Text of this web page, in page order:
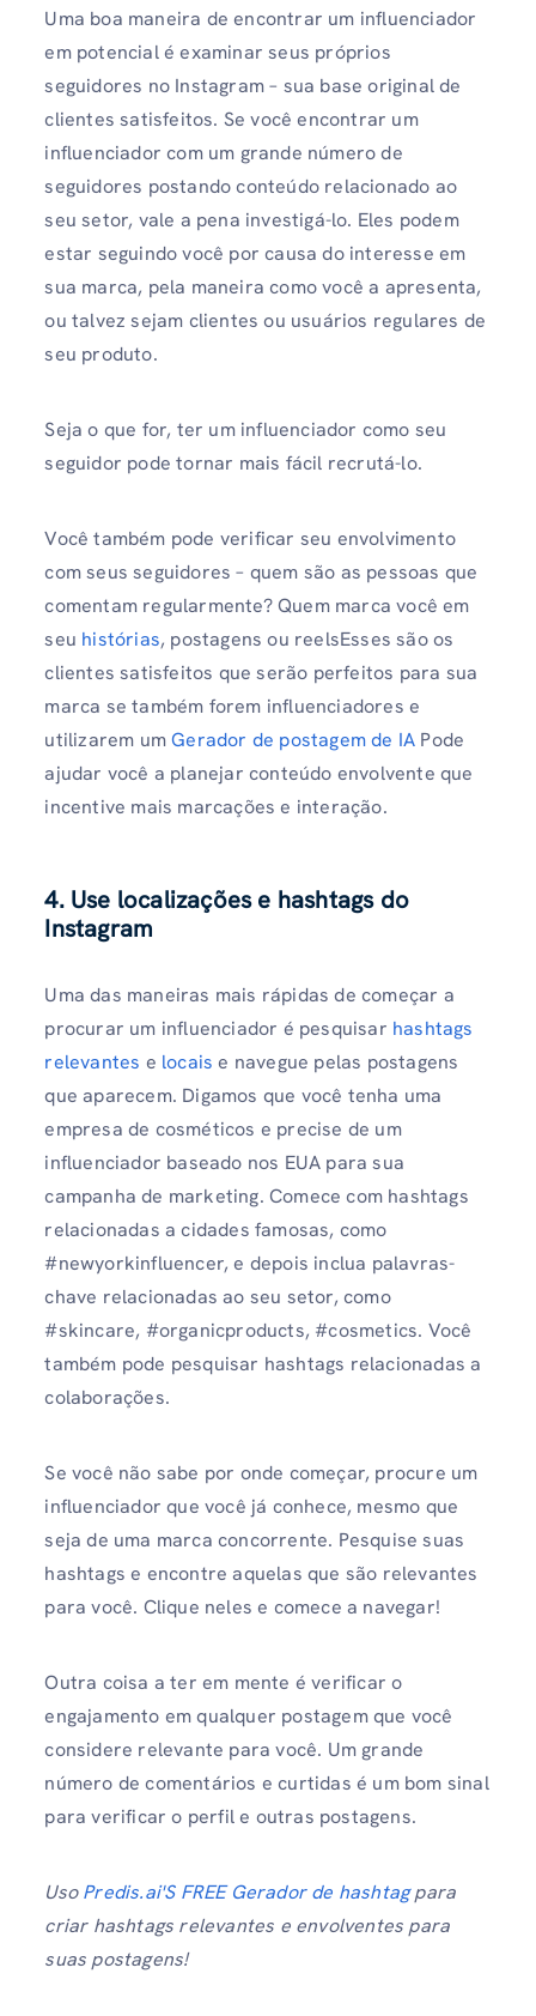
Uma boa maneira de encontrar um influenciador
em potencial é examinar seus próprios
seguidores no Instagram – sua base original de
clientes satisfeitos. Se você encontrar um
influenciador com um grande número de
seguidores postando conteúdo relacionado ao
seu setor, vale a pena investigá-lo. Eles podem
estar seguindo você por causa do interesse em
sua marca, pela maneira como você a apresenta,
ou talvez sejam clientes ou usuários regulares de
seu produto.
Seja o que for, ter um influenciador como seu
seguidor pode tornar mais fácil recrutá-lo.
Você também pode verificar seu envolvimento
com seus seguidores – quem são as pessoas que
comentam regularmente? Quem marca você em
seu histórias, postagens ou reelsEsses são os
clientes satisfeitos que serão perfeitos para sua
marca se também forem influenciadores e
utilizarem umGerador de postagem de IA Pode
ajudar você a planejar conteúdo envolvente que
incentive mais marcações e interação.
4. Use localizações e hashtags do
Instagram
Uma das maneiras mais rápidas de começar a
procurar um influenciador é pesquisar hashtags
relevantes e locais e navegue pelas postagens
que aparecem. Digamos que você tenha uma
empresa de cosméticos e precise de um
influenciador baseado nos EUA para sua
campanha de marketing. Comece com hashtags
relacionadas a cidades famosas, como
#newyorkinfluencer, e depois inclua palavras-
chave relacionadas ao seu setor, como
#skincare, #organicproducts, #cosmetics. Você
também pode pesquisar hashtags relacionadas a
colaborações.
Se você não sabe por onde começar, procure um
influenciador que você já conhece, mesmo que
seja de uma marca concorrente. Pesquise suas
hashtags e encontre aquelas que são relevantes
para você. Clique neles e comece a navegar!
Outra coisa a ter em mente é verificar o
engajamento em qualquer postagem que você
considere relevante para você. Um grande
número de comentários e curtidas é um bom sinal
para verificar o perfil e outras postagens.
UsoPredis.ai'S FREE Gerador de hashtagpara
criar hashtags relevantes e envolventes para
suas postagens!